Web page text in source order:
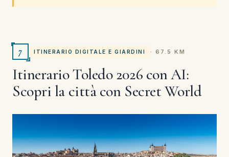
7 ITINERARIO DIGITALE E GIARDINI · 67.5 KM
Itinerario Toledo 2026 con AI:
Scopri la città con Secret World